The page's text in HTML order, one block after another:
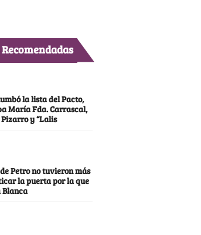
la lista del Pacto,
María Fda. Carrascal,
y “Lalis
Petro no tuvieron más
la puerta por la que
Blanca